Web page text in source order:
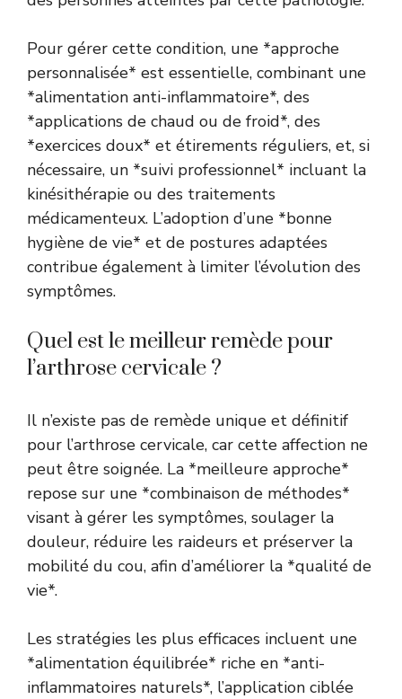
Pour gérer cette condition, une *approche
personnalisée* est essentielle, combinant une
*alimentation anti-inflammatoire*, des
*applications de chaud ou de froid*, des
*exercices doux* et étirements réguliers, et, si
nécessaire, un *suivi professionnel* incluant la
kinésithérapie ou des traitements
médicamenteux. L’adoption d’une *bonne
hygiène de vie* et de postures adaptées
contribue également à limiter l’évolution des
symptômes.
Quel est le meilleur remède pour
l’arthrose cervicale ?
Il n’existe pas de remède unique et définitif
pour l’arthrose cervicale, car cette affection ne
peut être soignée. La *meilleure approche*
repose sur une *combinaison de méthodes*
visant à gérer les symptômes, soulager la
douleur, réduire les raideurs et préserver la
mobilité du cou, afin d’améliorer la *qualité de
vie*.
Les stratégies les plus efficaces incluent une
*alimentation équilibrée* riche en *anti-
inflammatoires naturels*, l’application ciblée